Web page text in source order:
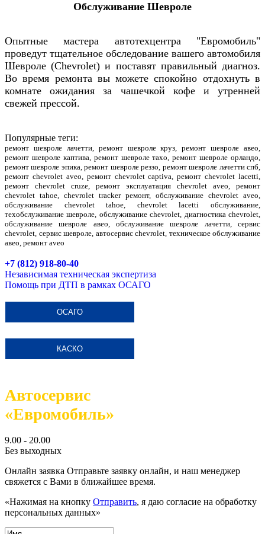
Обслуживание Шевроле
Опытные мастера автотехцентра "Евромобиль"
проведут тщательное обследование вашего автомобиля
Шевроле (Chevrolet)и поставят правильный диагноз.
Во время ремонта вы можете спокойно отдохнуть в
комнате ожидания за чашечкой кофе и утренней
свежей прессой.
Популярные теги:
ремонт шевроле лачетти, ремонт шевроле круз, ремонт шевроле авео,
ремонт шевроле каптива, ремонт шевроле тахо, ремонт шевроле орландо,
ремонт шевроле эпика, ремонт шевроле реззо, ремонт шевроле лачетти спб,
ремонт chevrolet aveo, ремонт chevrolet captiva, ремонт chevrolet lacetti,
ремонт chevrolet cruze, ремонт эксплуатация chevrolet aveo, ремонт
chevrolet tahoe, chevrolet tracker ремонт, обслуживание chevrolet aveo,
обслуживание chevrolet tahoe, chevrolet lacetti обслуживание,
техобслуживание шевроле, обслуживание chevrolet, диагностика chevrolet,
обслуживание шевроле авео, обслуживание шевроле лачетти, сервис
chevrolet, сервис шевроле, автосервис chevrolet, техническое обслуживание
авео, ремонт aveo
+7 (812) 918-80-40
Независимая техническая экспертиза
Помощь при ДТП в рамках ОСАГО
ОСАГО
КАСКО
Автосервис
«Евромобиль»
9.00 - 20.00
Без выходных
Онлайн заявка Отправьте заявку онлайн, и наш менеджер
свяжется с Вами в ближайшее время.
«Нажимая на кнопку Отправить, я даю согласие на обработку
персональных данных»